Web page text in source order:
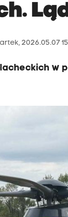
2026.05.07
w